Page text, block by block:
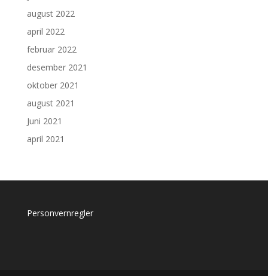
august 2022
april 2022
februar 2022
desember 2021
oktober 2021
august 2021
Juni 2021
april 2021
Personvernregler